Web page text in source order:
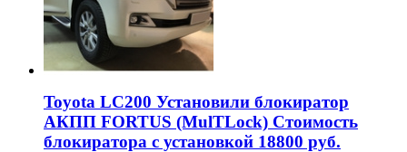
Toyota LC200 Установили блокиратор
АКПП FORTUS (MulTLock) Стоимость
блокиратора с установкой 18800 руб.